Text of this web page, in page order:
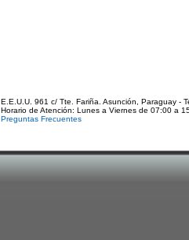
E.E.U.U. 961 c/ Tte. Fariña. Asunción, Paraguay -
Horario de Atención: Lunes a Viernes de 07:00 a
Preguntas Frecuentes